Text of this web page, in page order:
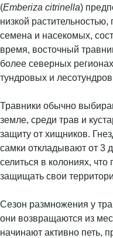
(Emberiza citrinella)
низкой растительностью,
семена и насекомых,
время, восточный
более северных
тундровых и
Травники обычно
земле, среди трав и
защиту от хищников.
самки откладывают от 3
селиться в колониях,
защищать свои
Сезон размножения у
они возвращаются из
начинают активно петь,